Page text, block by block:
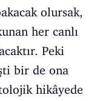
olursak,
her canlı
Peki
bir de ona
hikâyede